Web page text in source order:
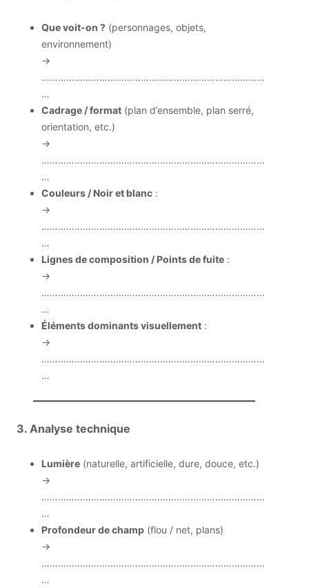
Que voit-on ? (personnages, objets,
environnement)
→
………………………………………………………………………
…
Cadrage / format (plan d’ensemble, plan serré,
orientation, etc.)
→
………………………………………………………………………
…
Couleurs / Noir et blanc :
→
………………………………………………………………………
…
Lignes de composition / Points de fuite :
→
………………………………………………………………………
…
Éléments dominants visuellement :
→
………………………………………………………………………
…
3. Analyse technique
Lumière (naturelle, artificielle, dure, douce, etc.)
→
………………………………………………………………………
…
Profondeur de champ (flou / net, plans)
→
………………………………………………………………………
…